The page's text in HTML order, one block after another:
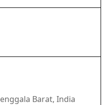
Barat, India